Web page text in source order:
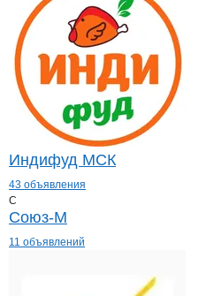
Индифуд МСК
43 объявления
С
Союз-М
11 объявлений